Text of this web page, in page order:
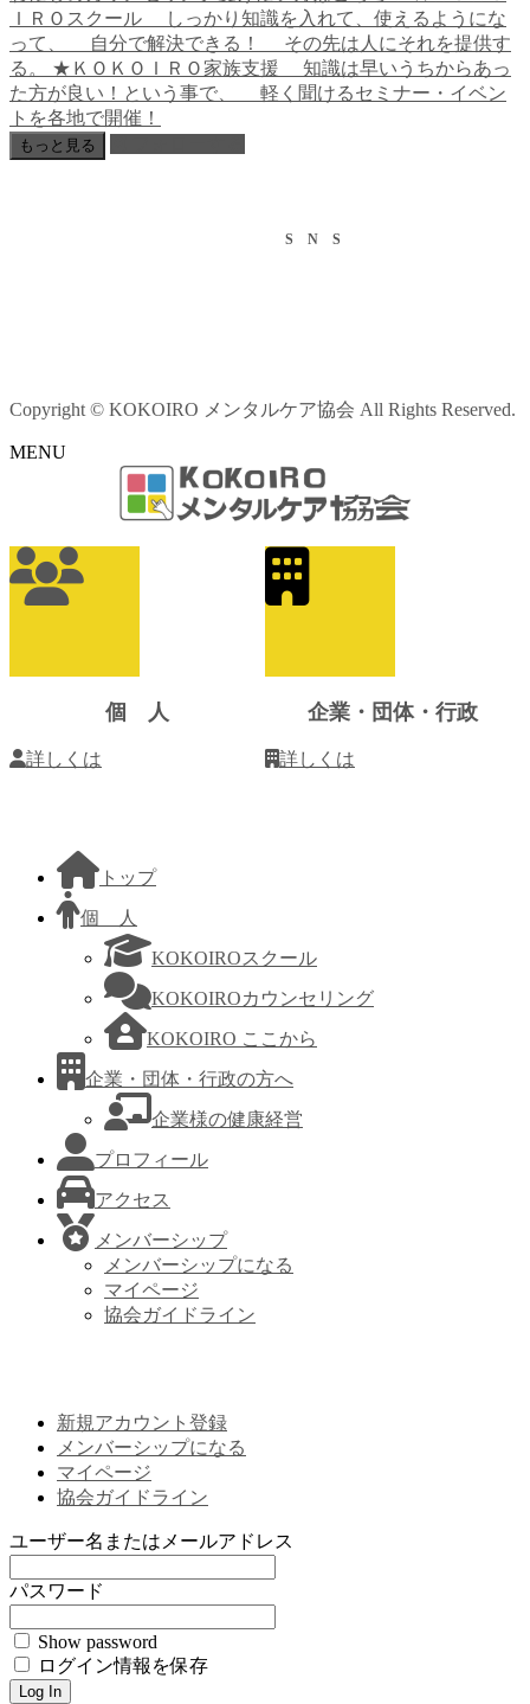
もっと見る
S N S
Copyright © KOKOIRO メンタルケア協会 All Rights Reserved.
MENU
ア
イ
コ
ン
個 人
詳しくは
企業・団体・行政
詳しくは
トップ
個 人
KOKOIROスクール
KOKOIROカウンセリング
KOKOIRO ここから
企業・団体・行政の方へ
企業様の健康経営
プロフィール
アクセス
メンバーシップ
メンバーシップになる
マイページ
協会ガイドライン
新規アカウント登録
メンバーシップになる
マイページ
協会ガイドライン
ユーザー名またはメールアドレス
パスワード
Show password
ログイン情報を保存